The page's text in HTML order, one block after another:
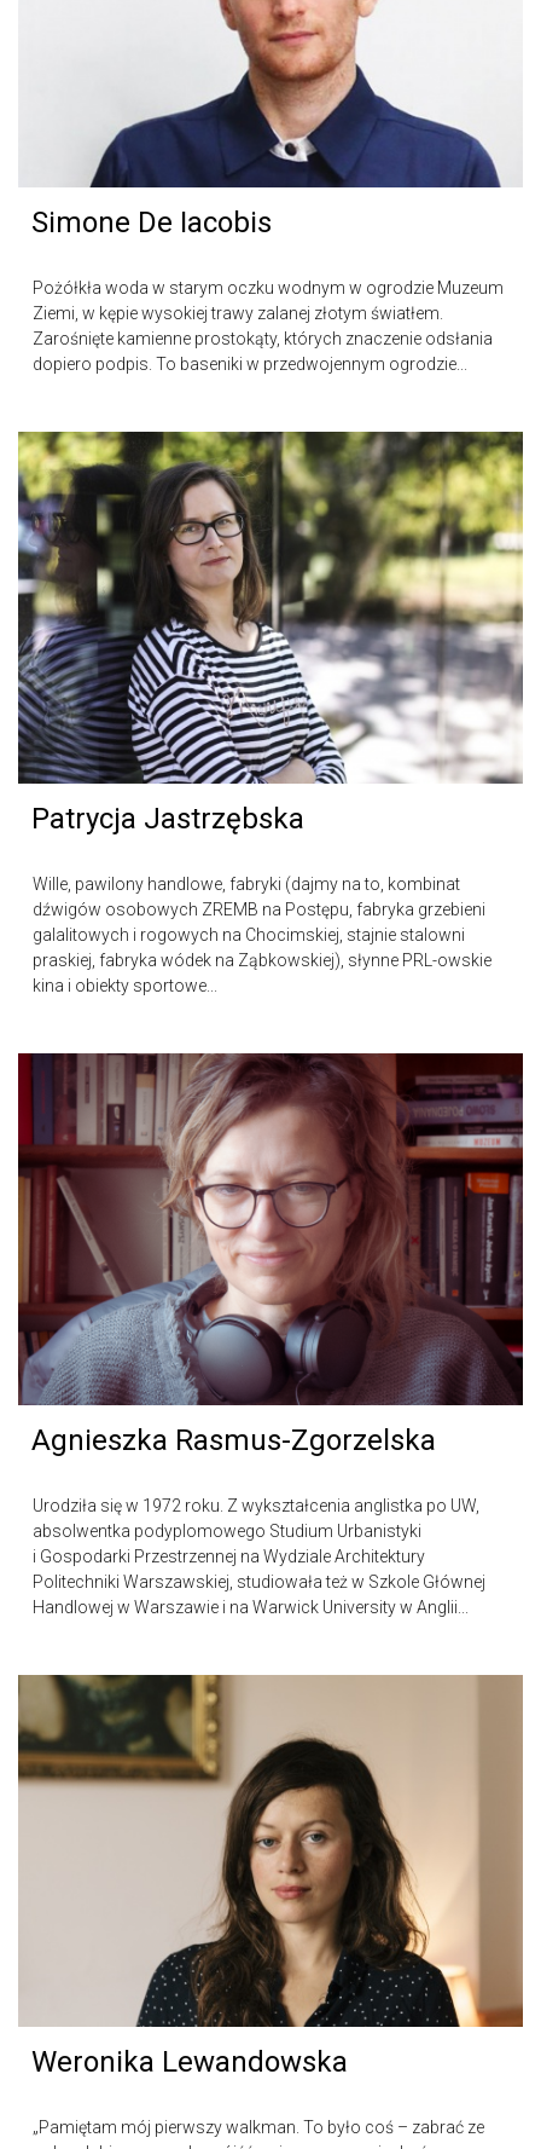
Simone De Iacobis
Pożółkła woda w starym oczku wodnym w ogrodzie Muzeum
Ziemi, w kępie wysokiej trawy zalanej złotym światłem.
Zarośnięte kamienne prostokąty, których znaczenie odsłania
dopiero podpis. To baseniki w przedwojennym ogrodzie...
Patrycja Jastrzębska
Wille, pawilony handlowe, fabryki (dajmy na to, kombinat
dźwigów osobowych ZREMB na Postępu, fabryka grzebieni
galalitowych i rogowych na Chocimskiej, stajnie stalowni
praskiej, fabryka wódek na Ząbkowskiej), słynne PRL-owskie
kina i obiekty sportowe...
Agnieszka Rasmus-Zgorzelska
Urodziła się w 1972 roku. Z wykształcenia anglistka po UW,
absolwentka podyplomowego Studium Urbanistyki
i Gospodarki Przestrzennej na Wydziale Architektury
Politechniki Warszawskiej, studiowała też w Szkole Głównej
Handlowej w Warszawie i na Warwick University w Anglii...
Weronika Lewandowska
„Pamiętam mój pierwszy walkman. To było coś – zabrać ze